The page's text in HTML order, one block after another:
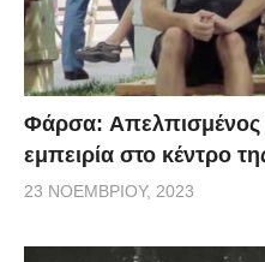
Φάρσα: Aπελπισμένος
εμπειρία στο κέντρο
23 ΝΟΕΜΒΡΊΟΥ, 2023